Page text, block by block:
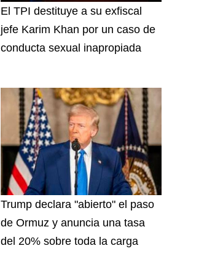
El TPI destituye a su exfiscal
jefe Karim Khan por un caso de
conducta sexual inapropiada
Trump declara "abierto" el paso
de Ormuz y anuncia una tasa
del 20% sobre toda la carga